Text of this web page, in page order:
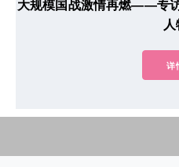
大规模国战激情再燃——专
详